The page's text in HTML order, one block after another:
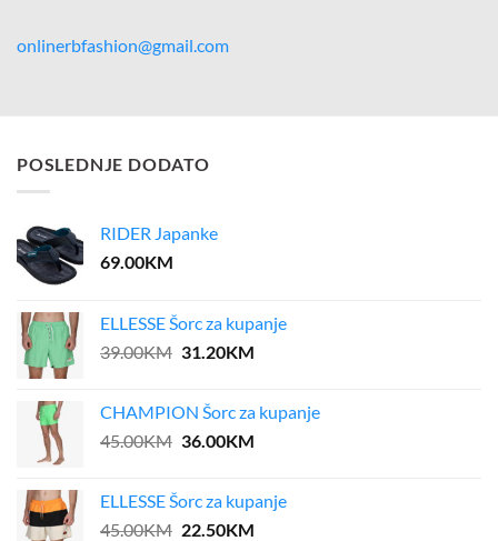
onlinerbfashion@gmail.com
POSLEDNJE DODATO
RIDER Japanke
69.00KM
ELLESSE Šorc za kupanje
39.00KM Original
39.00KM.
31.20KMCurrent
31.20KM.
CHAMPION Šorc za kupanje
45.00KM Original
45.00KM.
36.00KMCurrent
36.00KM.
ELLESSE Šorc za kupanje
45.00KM Original
22.50KMCurrent